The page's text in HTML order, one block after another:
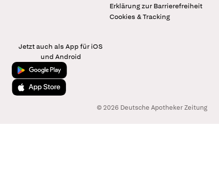
Erklärung zur Barrierefreiheit
Cookies & Tracking
Jetzt auch als App für iOS
und Android
Jetzt bei Google Play
Laden im App Store
© 2026 Deutsche Apotheker Zeitung